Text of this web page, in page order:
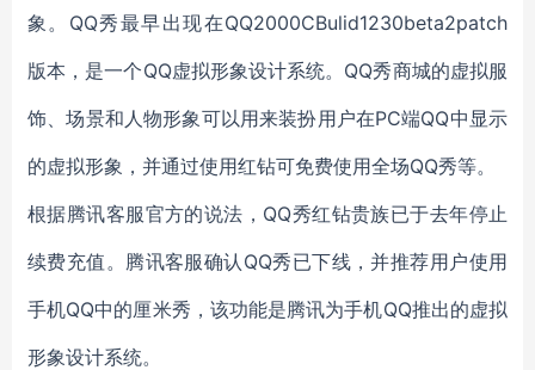
象。QQ秀最早出现在QQ2000CBulid1230beta2patch
版本，是一个QQ虚拟形象设计系统。QQ秀商城的虚拟服
饰、场景和人物形象可以用来装扮用户在PC端QQ中显示
的虚拟形象，并通过使用红钻可免费使用全场QQ秀等。
根据腾讯客服官方的说法，QQ秀红钻贵族已于去年停止
续费充值。腾讯客服确认QQ秀已下线，并推荐用户使用
手机QQ中的厘米秀，该功能是腾讯为手机QQ推出的虚拟
形象设计系统。